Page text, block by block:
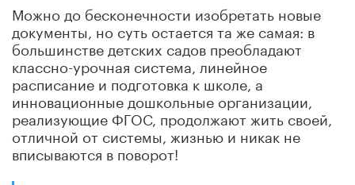
Можно до бесконечности изобретать новые
документы, но суть остается та же самая: в
большинстве детских садов преобладают
классно-урочная система, линейное
расписание и подготовка к школе, а
инновационные дошкольные организации,
реализующие ФГОС, продолжают жить своей,
отличной от системы, жизнью и никак не
вписываются в поворот!